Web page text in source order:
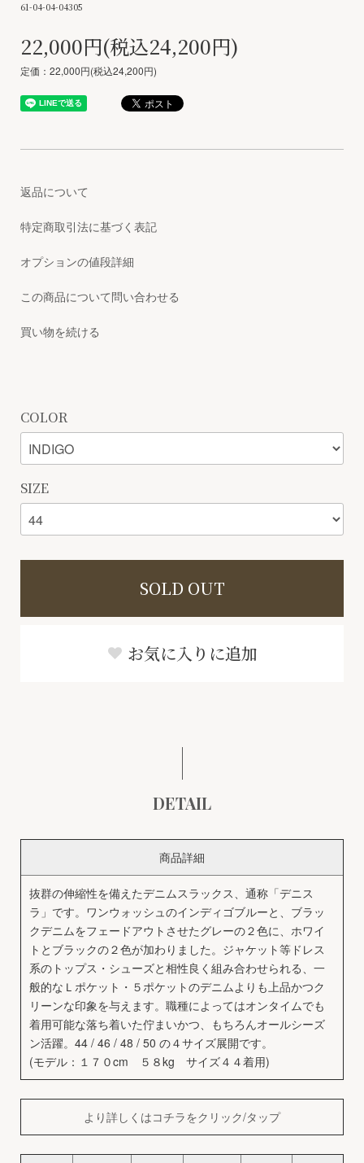
61-04-04-04305
22,000円(税込24,200円)
定価：22,000円(税込24,200円)
返品について
特定商取引法に基づく表記
オプションの値段詳細
この商品について問い合わせる
買い物を続ける
COLOR
SIZE
SOLD OUT
お気に入りに追加
DETAIL
商品詳細
抜群の伸縮性を備えたデニムスラックス、通称「デニス
ラ」です。ワンウォッシュのインディゴブルーと、ブラッ
クデニムをフェードアウトさせたグレーの２色に、ホワイ
トとブラックの２色が加わりました。ジャケット等ドレス
系のトップス・シューズと相性良く組み合わせられる、一
般的なＬポケット・５ポケットのデニムよりも上品かつク
リーンな印象を与えます。職種によってはオンタイムでも
着用可能な落ち着いた佇まいかつ、もちろんオールシーズ
ン活躍。44 / 46 / 48 / 50 の４サイズ展開です。
(モデル：１７０cm ５８kg サイズ４４着用)
より詳しくはコチラをクリック/タップ